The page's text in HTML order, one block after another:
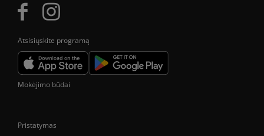
Atsisiųskite programą
Mokėjimo būdai
Pristatymas